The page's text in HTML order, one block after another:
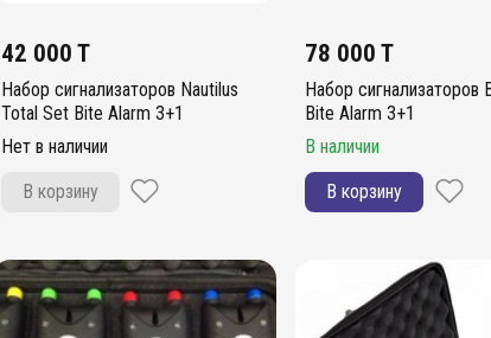
42 000 T
Набор сигнализаторов Nautilus
Total Set Bite Alarm 3+1
Нет в наличии
В корзину
78 000 T
Набор сигнализаторов
Bite Alarm 3+1
В наличии
В корзину